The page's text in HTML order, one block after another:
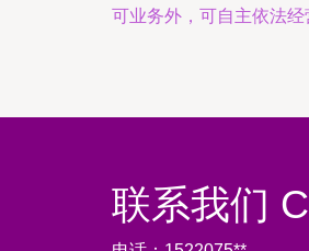
可业务外，可自主依法经
联系我们